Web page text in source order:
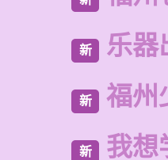
新 乐器
新 福州
新 我想